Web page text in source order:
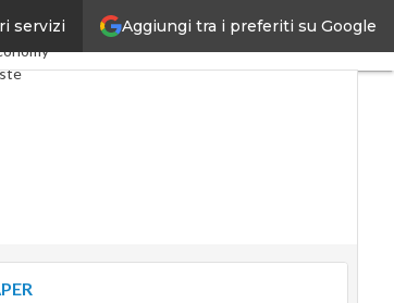
Aggiungi tra i preferiti su Google
servizi
Industria 4.0